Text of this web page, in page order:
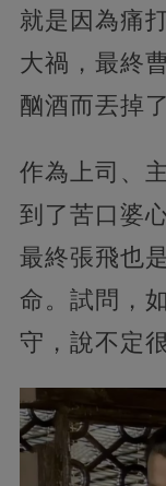
就是因為痛
大禍，最終
酗酒而丟掉
作為上司、
到了苦口婆
最終張飛也
命。試問，
守，說不定